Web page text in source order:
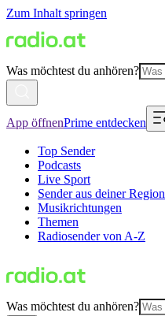
Zum Inhalt springen
Was möchtest du anhören?
App öffnenPrime entdecken
Top Sender
Podcasts
Live Sport
Sender aus deiner Region
Musikrichtungen
Themen
Radiosender von A-Z
Was möchtest du anhören?